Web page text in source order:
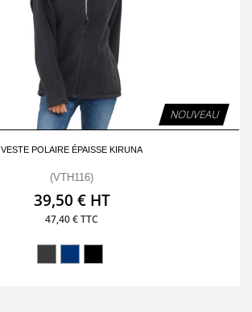
NOUVEAU
VESTE POLAIRE ÉPAISSE KIRUNA
(VTH116)
39,50 € HT
47,40 € TTC